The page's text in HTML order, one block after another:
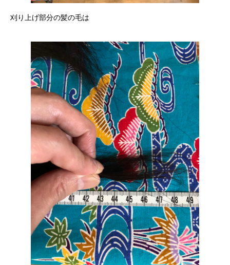
刈り上げ部分の髪の毛は